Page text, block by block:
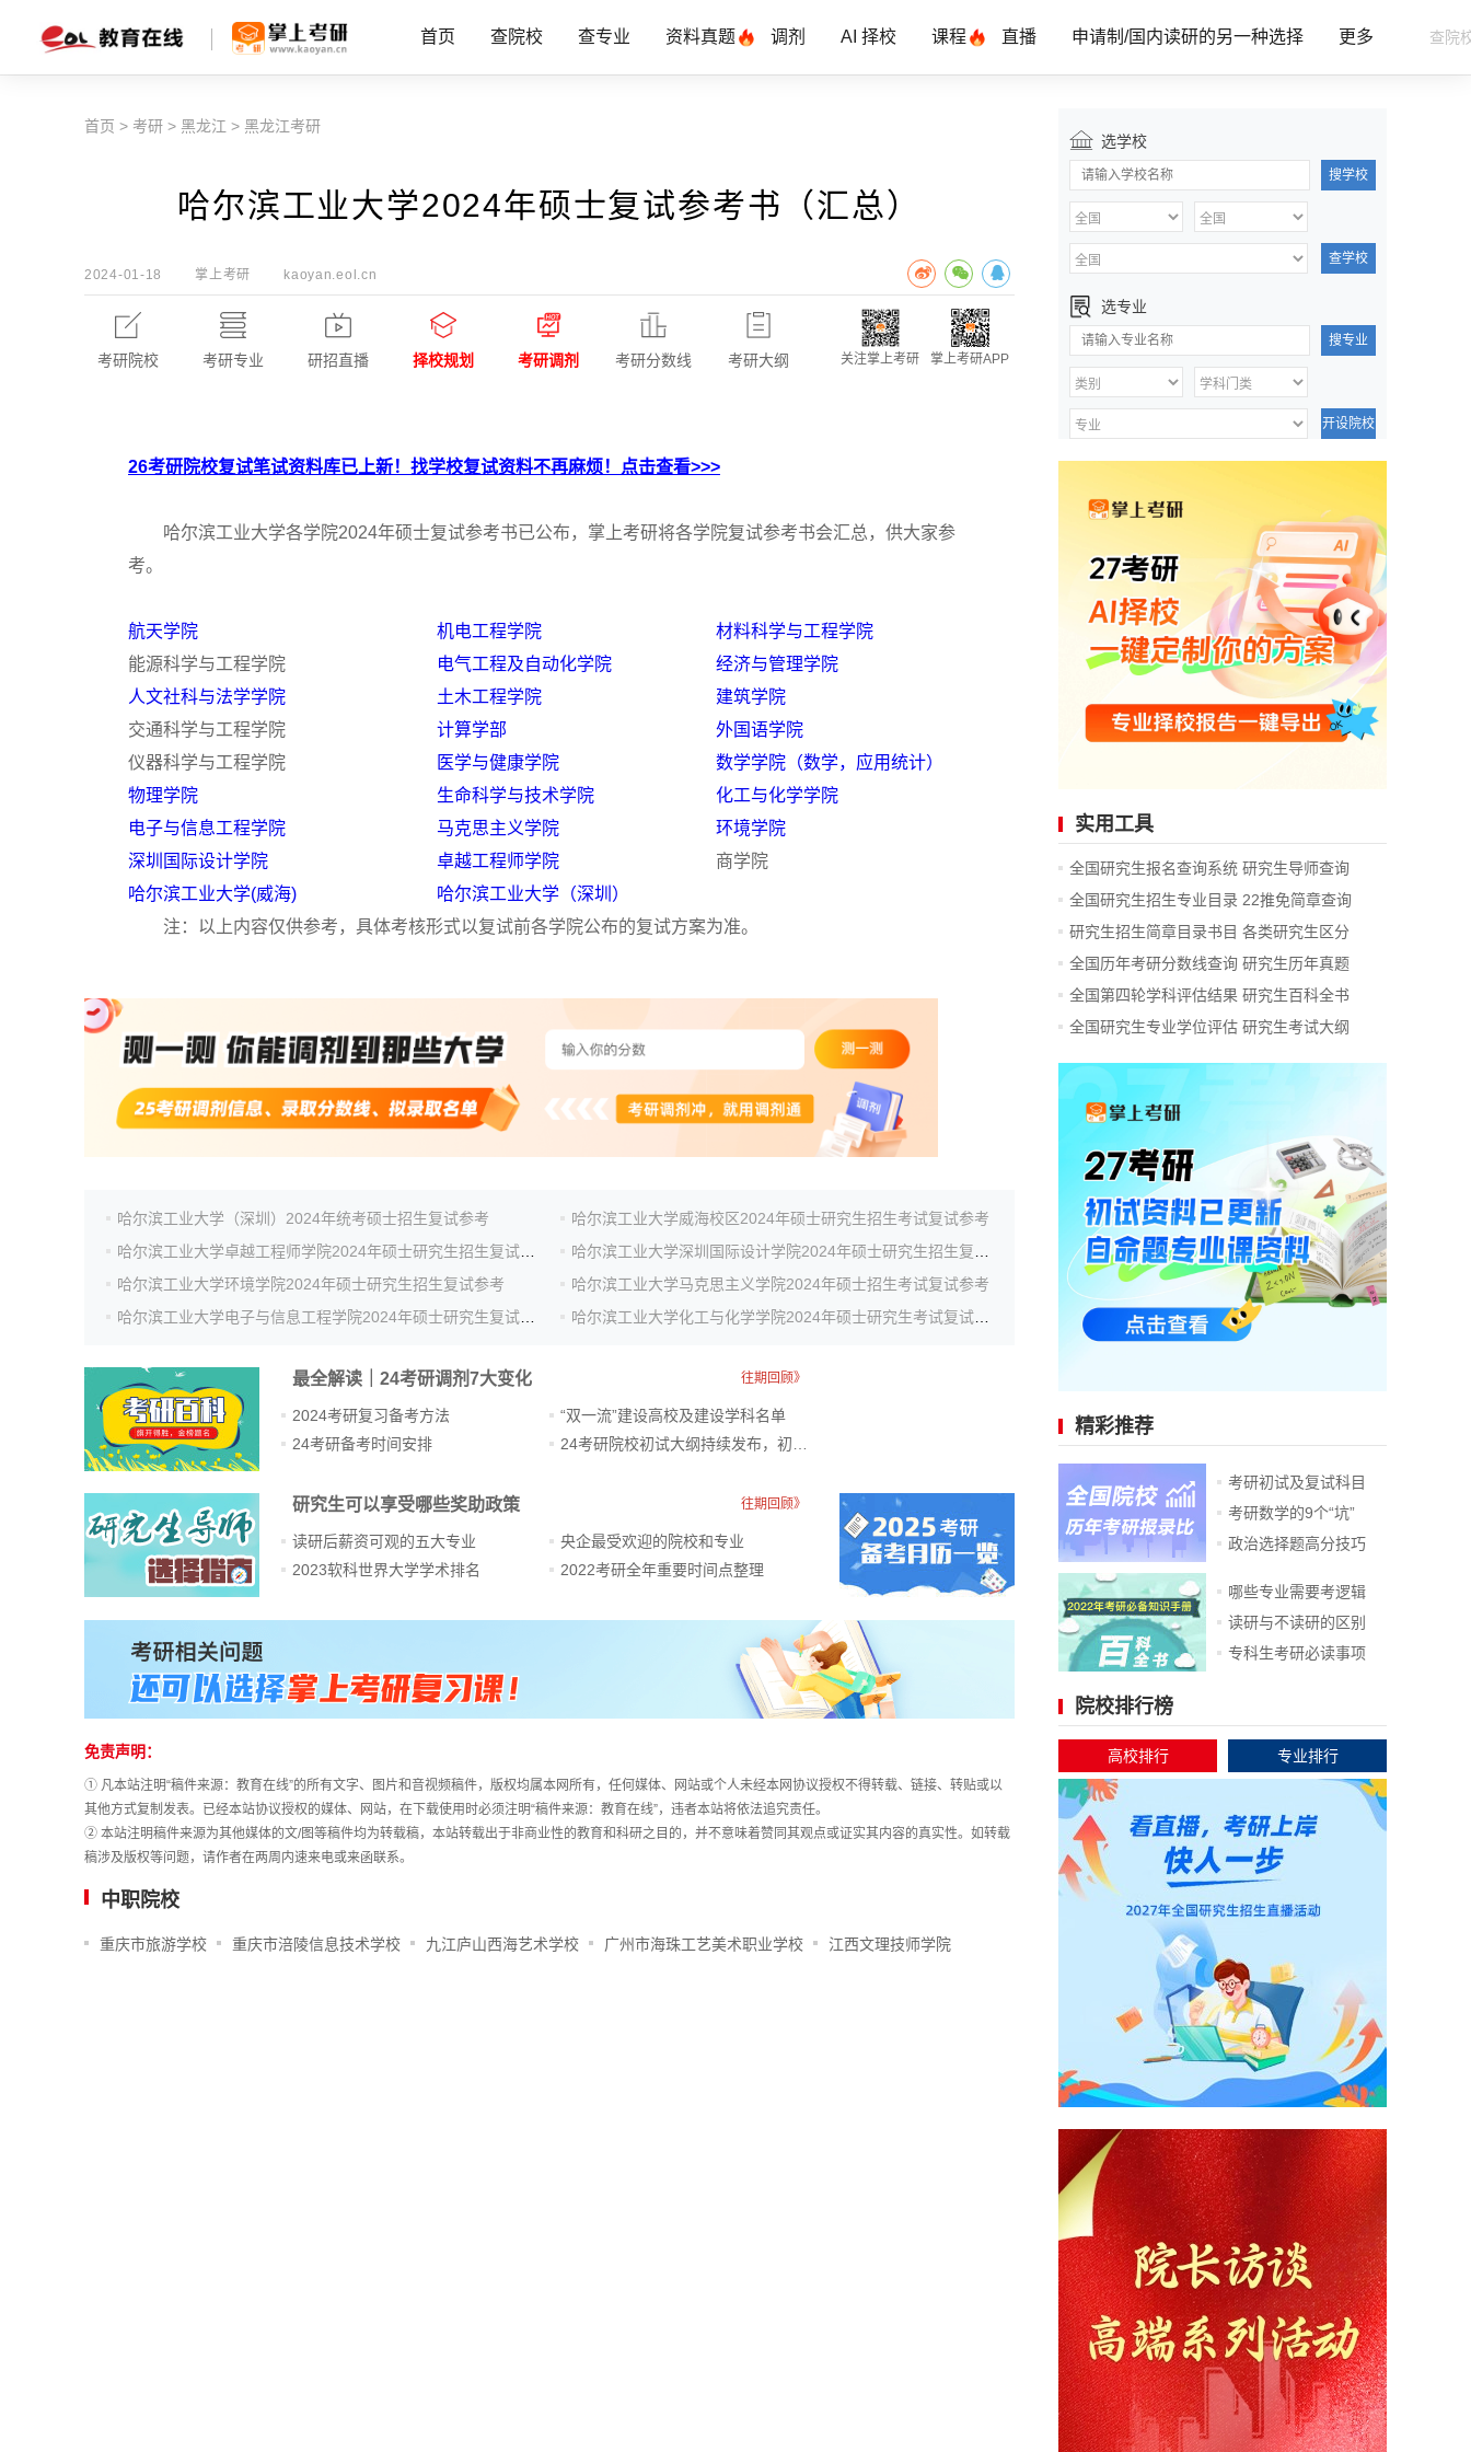
首页 查院校 查专业 资料真题 调剂 AI 择校 课程 直播 申请制/国内读研的另一种选择 更多
首页 > 考研 > 黑龙江 > 黑龙江考研
哈尔滨工业大学2024年硕士复试参考书（汇总）
2024-01-18 掌上考研 kaoyan.eol.cn
考研院校 考研专业 研招直播 择校规划 考研调剂 考研分数线 考研大纲 关注掌上考研 掌上考研APP
26考研院校复试笔试资料库已上新！找学校复试资料不再麻烦！点击查看>>>
哈尔滨工业大学各学院2024年硕士复试参考书已公布，掌上考研将各学院复试参考书会汇总，供大家参
考。
航天学院 机电工程学院
材料科学与工程学院
能源科学与工程学院
电气工程及自动化学院
经济与管理学院
人文社科与法学学院
土木工程学院
建筑学院
交通科学与工程学院
计算学部
外国语学院
仪器科学与工程学院
医学与健康学院
数学学院（数学，应用统计）
物理学院
生命科学与技术学院
化工与化学学院
电子与信息工程学院
马克思主义学院
环境学院
深圳国际设计学院
卓越工程师学院
商学院
哈尔滨工业大学(威海)
哈尔滨工业大学（深圳）
注：以上内容仅供参考，具体考核形式以复试前各学院公布的复试方案为准。
哈尔滨工业大学（深圳）2024年统考硕士招生复试参考
哈尔滨工业大学威海校区2024年硕士研究生招生考试复试参考
哈尔滨工业大学环境学院2024年硕士研究生招生复试参考
哈尔滨工业大学马克思主义学院2024年硕士招生考试复试参考
最全解读｜24考研调剂7大变化 往期回顾》
2024考研复习备考方法
24考研备考时间安排
“双一流”建设高校及建设学科名单
研究生可以享受哪些奖助政策 往期回顾》
读研后薪资可观的五大专业
2023软科世界大学学术排名
央企最受欢迎的院校和专业
2022考研全年重要时间点整理
免责声明：
① 凡本站注明“稿件来源：教育在线”的所有文字、图片和音视频稿件，版权均属本网所有，任何媒体、网站或个人未经本网协议授权不得转载、链接、转贴或以
其他方式复制发表。已经本站协议授权的媒体、网站，在下载使用时必须注明“稿件来源：教育在线”，违者本站将依法追究责任。
② 本站注明稿件来源为其他媒体的文/图等稿件均为转载稿，本站转载出于非商业性的教育和科研之目的，并不意味着赞同其观点或证实其内容的真实性。如转载
稿涉及版权等问题，请作者在两周内速来电或来函联系。
中职院校
重庆市旅游学校 重庆市涪陵信息技术学校 九江庐山西海艺术学校 广州市海珠工艺美术职业学校 江西文理技师学院
选学校
搜学校
查学校
选专业
搜专业
开设院校
实用工具
全国研究生报名查询系统 研究生导师查询
全国研究生招生专业目录 22推免简章查询
研究生招生简章目录书目 各类研究生区分
全国历年考研分数线查询 研究生历年真题
全国第四轮学科评估结果 研究生百科全书
全国研究生专业学位评估 研究生考试大纲
精彩推荐
考研初试及复试科目
考研数学的9个“坑”
政治选择题高分技巧
哪些专业需要考逻辑
读研与不读研的区别
专科生考研必读事项
院校排行榜
高校排行 专业排行